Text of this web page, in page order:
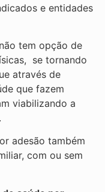
e entidades
tem opção de
se tornando
através de
que fazem
viabilizando a
adesão também
com ou sem